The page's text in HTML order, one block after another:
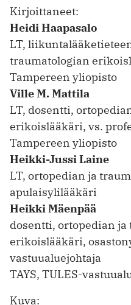
Kirjoittaneet:
Heidi Haapasalo
LT,
traumatologian
Tampereen yliopisto
Ville M. Mattila
LT, dosentti,
erikoislääkäri, vs.
Tampereen yliopisto
Heikki-Jussi Laine
LT, ortopedian ja
apulaisylilääkäri
Heikki Mäenpää
dosentti, ortopedian
erikoislääkäri,
vastuualuejohtaja
TAYS, TULES-
Kuva: